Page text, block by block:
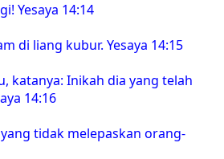
Yesaya 14:14
di liang kubur. Yesaya 14:15
katanya: Inikah dia yang telah
14:16
tidak melepaskan orang-